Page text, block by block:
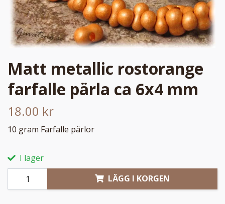
Matt metallic rostorange
farfalle pärla ca 6x4 mm
18.00 kr
10 gram Farfalle pärlor
I lager
LÄGG I KORGEN